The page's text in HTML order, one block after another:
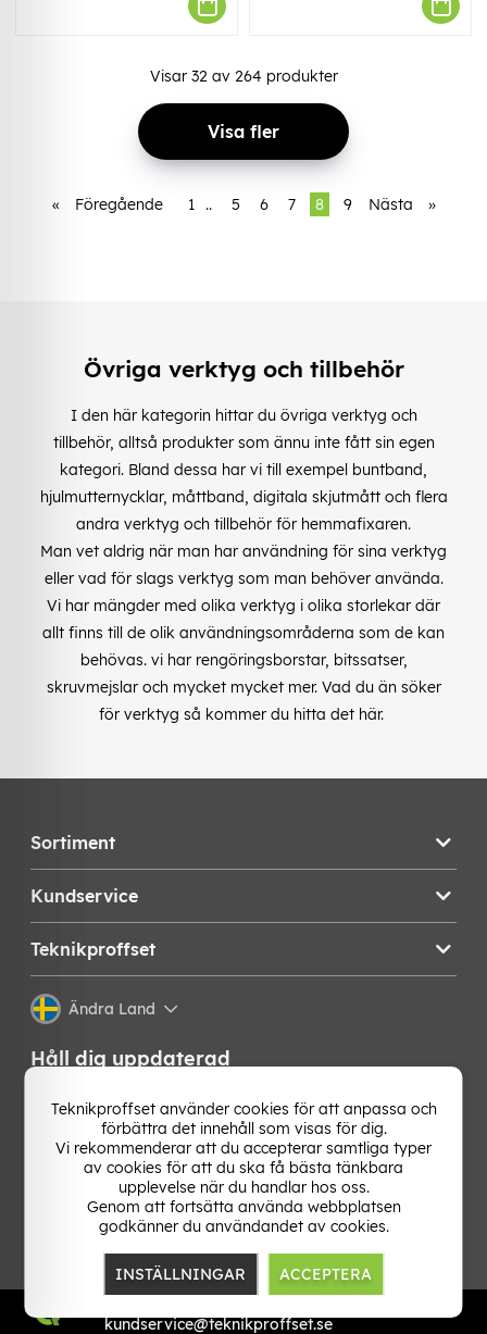
Visar 32av 264 produkter
Visa fler
« Föregående 1 .. 5 6 7 8 9 Nästa »
Övriga verktyg och tillbehör
I den här kategorin hittar du övriga verktyg och
tillbehör, alltså produkter som ännu inte fått sin egen
kategori. Bland dessa har vi till exempel buntband,
hjulmutternycklar, måttband, digitala skjutmått och flera
andra verktyg och tillbehör för hemmafixaren.
Man vet aldrig när man har användning för sina verktyg
eller vad för slags verktyg som man behöver använda.
Vi har mängder med olika verktyg i olika storlekar där
allt finns till de olik användningsområderna som de kan
behövas. vi har rengöringsborstar, bitssatser,
skruvmejslar och mycket mycket mer. Vad du än söker
för verktyg så kommer du hitta det här.
Sortiment
Kundservice
Teknikproffset
Ändra Land
Håll dig uppdaterad
Få de senaste nyheterna, hetaste erbjudandena och
bästa tipsen från oss direkt i din mejlkorg. Signa upp på
vårt nyhetsbrev!
kundservice@teknikproffset.se
Teknikproffset använder cookies för att anpassa och
förbättra det innehåll som visas för dig.
Vi rekommenderar att du accepterar samtliga typer
av cookies för att du ska få bästa tänkbara
upplevelse när du handlar hos oss.
Genom att fortsätta använda webbplatsen
godkänner du användandet av cookies.
INSTÄLLNINGAR ACCEPTERA